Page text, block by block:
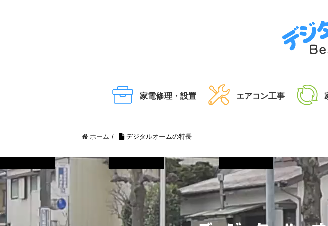
家電修理・設置 エアコン工事
ホーム / デジタルオームの特長